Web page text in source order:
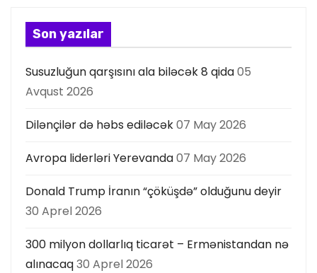
Son yazılar
Susuzluğun qarşısını ala biləcək 8 qida05
Avqust 2026
Dilənçilər də həbs ediləcək07 May 2026
Avropa liderləri Yerevanda07 May 2026
Donald Trump İranın “çöküşdə” olduğunu deyir
30 Aprel 2026
300 milyon dollarlıq ticarət – Ermənistandan nə
alınacaq30 Aprel 2026